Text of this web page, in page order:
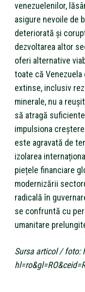
venezuelenilor,
asigure nevoile de
deteriorată și
dezvoltarea altor
oferi alternative
toate că
extinse, inclusiv
minerale, nu a
să atragă
impulsiona
este agravată de
izolarea
piețele financiare
modernizării
radicală în
se confruntă cu
umanitare
Sursa articol / foto: